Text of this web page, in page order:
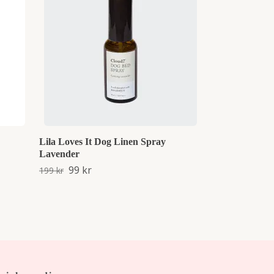
Lila Loves It Dog Linen Spray
Lavender
199 kr 99 kr